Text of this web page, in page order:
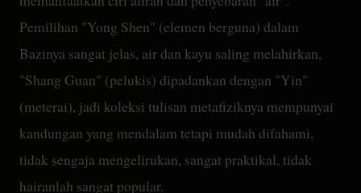
Pemilihan "Yong Shen" (elemen berguna) dalam
Bazinya sangat jelas, air dan kayu saling melahirkan,
"Shang Guan" (pelukis) dipadankan dengan "Yin"
(meterai), jadi koleksi tulisan metafiziknya mempunyai
kandungan yang mendalam tetapi mudah difahami,
tidak sengaja mengelirukan, sangat praktikal, tidak
hairanlah sangat popular.